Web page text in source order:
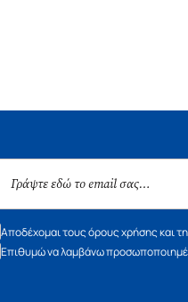
Αποδέχομαι τους όρους χρήσης και
Επιθυμώ να λαμβάνω